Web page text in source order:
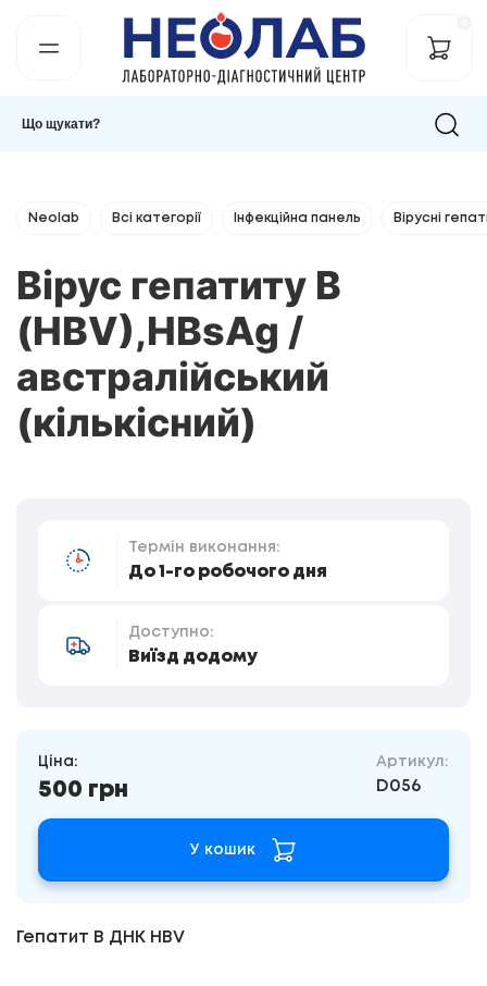
Neolab Всі категорії Інфекційна панель Вірусні
Вірус гепатиту B
(HBV),HBsAg /
австралійський
(кількісний)
Гепатит В ДНК HBV
Термін виконання:
До 1-го робочого дня
Доступно:
Виїзд додому
Ціна:
500 грн
Артикул:
D056
У кошик